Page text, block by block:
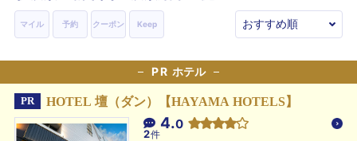
マイル 予約 クーポン Keep
PR ホテル
PR HOTEL 壇（ダン）【HAYAMA HOTELS】
4.0
2件